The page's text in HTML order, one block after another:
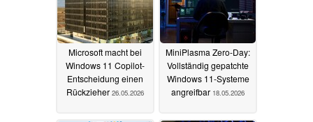
Microsoft macht bei
Windows 11 Copilot-
Entscheidung einen
Rückzieher 26.05.2026
MiniPlasma Zero-Day:
Vollständig gepatchte
Windows 11-Systeme
angreifbar 18.05.2026